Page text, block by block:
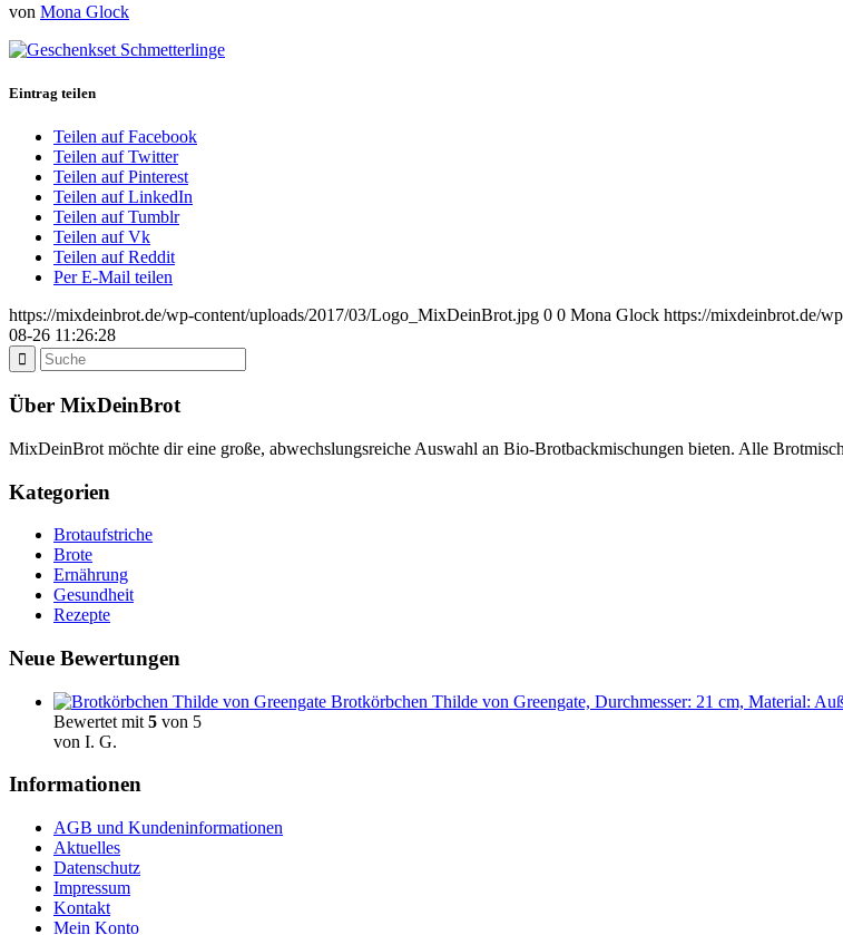
von Mona Glock
Eintrag teilen
Teilen auf Facebook
Teilen auf Twitter
Teilen auf Pinterest
Teilen auf LinkedIn
Teilen auf Tumblr
Teilen auf Vk
Teilen auf Reddit
Per E-Mail teilen
https://mixdeinbrot.de/wp-content/uploads/2017/03/Logo_MixDeinBrot.jpg 0 0 Mona Glock https://mixdeinbrot.de/
08-26 11:26:28
Über MixDeinBrot
MixDeinBrot möchte dir eine große, abwechslungsreiche Auswahl an Bio-Brotbackmischungen bieten. Alle
Kategorien
Brotaufstriche
Brote
Ernährung
Gesundheit
Rezepte
Neue Bewertungen
Brotkörbchen Thilde von Greengate, Durchmesser: 21 cm, Material:
Bewertet mit 5 von 5
von I. G.
Informationen
AGB und Kundeninformationen
Aktuelles
Datenschutz
Impressum
Kontakt
Mein Konto